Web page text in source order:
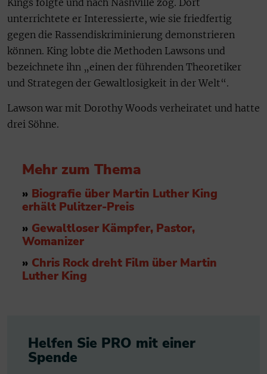
Kings folgte und nach Nashville zog. Dort
unterrichtete er Interessierte, wie sie friedfertig
gegen die Rassendiskriminierung demonstrieren
können. King lobte die Methoden Lawsons und
bezeichnete ihn „einen der führenden Theoretiker
und Strategen der Gewaltlosigkeit in der Welt“.
Lawson war mit Dorothy Woods verheiratet und hatte
drei Söhne.
Mehr zum Thema
» Biografie über Martin Luther King
erhält Pulitzer-Preis
» Gewaltloser Kämpfer, Pastor,
Womanizer
» Chris Rock dreht Film über Martin
Luther King
Helfen Sie PRO mit einer
Spende